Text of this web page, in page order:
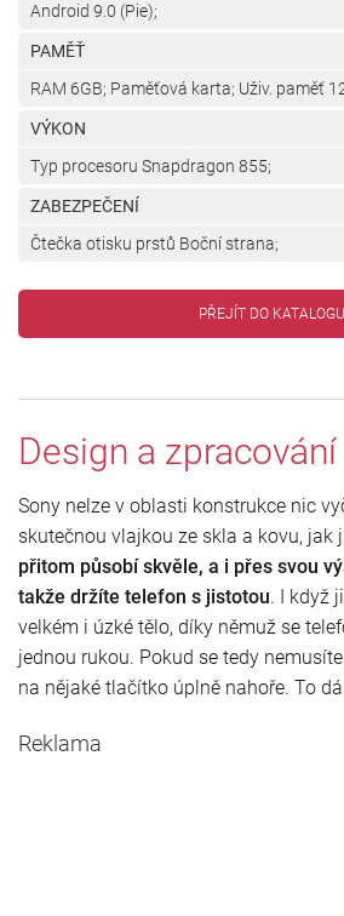
Android 9.0 (Pie);
PAMĚŤ
RAM 6GB; Paměťová karta; Uživ. paměť
VÝKON
Typ procesoru Snapdragon 855;
ZABEZPEČENÍ
Čtečka otisku prstů Boční strana;
PŘEJÍT DO KATALOGU
Design a zpracování
Sony nelze v oblasti konstrukce nic
skutečnou vlajkou ze skla a kovu, jak
přitom působí skvěle, a i přes svou
takže držíte telefon s jistotou. I když
velkém i úzké tělo, díky němuž se
jednou rukou. Pokud se tedy
na nějaké tlačítko úplně nahoře. To
Reklama